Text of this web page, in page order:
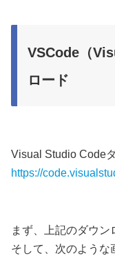
VSCode（
ロード
Visual Studio Code
https://
まず、上記のダウン
そして、次のような